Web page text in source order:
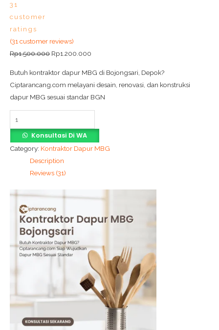
31
customer
ratings
(31 customer reviews)
Rp1.500.000 Rp1.200.000
Butuh kontraktor dapur MBG di Bojongsari, Depok?
Ciptarancang.com melayani desain, renovasi, dan konstruksi
dapur MBG sesuai standar BGN
Konsultasi Di WA
Category: Kontraktor Dapur MBG
Description
Reviews (31)